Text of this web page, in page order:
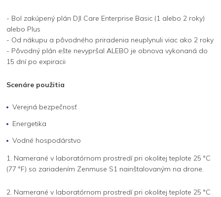
- Bol zakúpený plán DJI Care Enterprise Basic (1 alebo 2 roky)
alebo Plus
- Od nákupu a pôvodného priradenia neuplynuli viac ako 2 roky
- Pôvodný plán ešte nevypršal ALEBO je obnova vykonaná do
15 dní po expiracii
Scenáre použitia
Verejná bezpečnosť
Energetika
Vodné hospodárstvo
1. Namerané v laboratórnom prostredí pri okolitej teplote 25 °C
(77 °F) so zariadením Zenmuse S1 nainštalovaným na drone.
2. Namerané v laboratórnom prostredí pri okolitej teplote 25 °C